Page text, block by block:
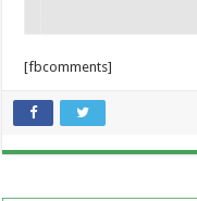
[fbcomments]